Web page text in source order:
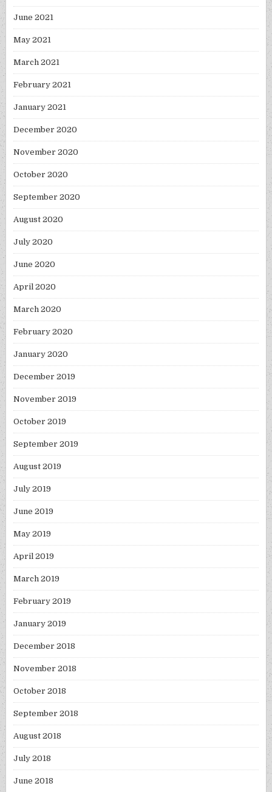
June 2021
May 2021
March 2021
February 2021
January 2021
December 2020
November 2020
October 2020
September 2020
August 2020
July 2020
June 2020
April 2020
March 2020
February 2020
January 2020
December 2019
November 2019
October 2019
September 2019
August 2019
July 2019
June 2019
May 2019
April 2019
March 2019
February 2019
January 2019
December 2018
November 2018
October 2018
September 2018
August 2018
July 2018
June 2018